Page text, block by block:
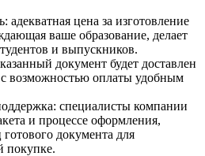
адекватная цена за изготовление
ваше образование, делает
и выпускников.
документ будет доставлен
возможностью оплаты удобным
специалисты компании
и процессе оформления,
готового документа для
покупке.